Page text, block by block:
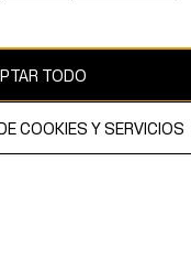
por copyright y es
TODO
COOKIES Y SERVICIOS